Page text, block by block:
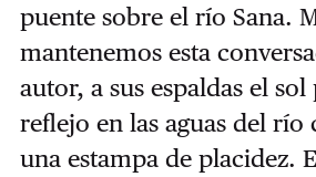
puente sobre el río Sana.
mantenemos esta
autor, a sus espaldas el
reflejo en las aguas del río
una estampa de placidez.